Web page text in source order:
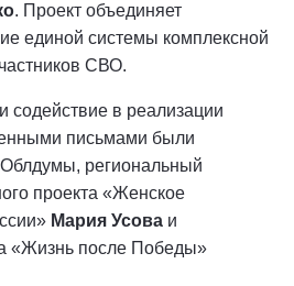
. Проект объединяет
единой системы комплексной
СВО.
содействие в реализации
письмами были
региональный
проекта «Женское
Мария Усова и
«Жизнь после Победы»